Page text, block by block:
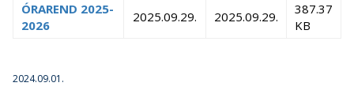
ÓRAREND 2025-
2026
2025.09.29. 2025.09.29.
387.37
KB
2024.09.01.